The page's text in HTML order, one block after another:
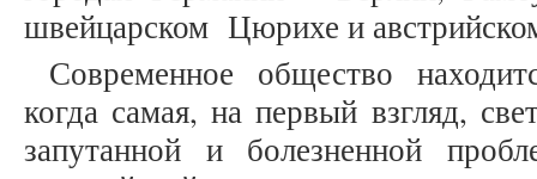
швейцарском Цюрихе и
Современное общество
когда самая, на первый взгляд,
запутанной и болезненной